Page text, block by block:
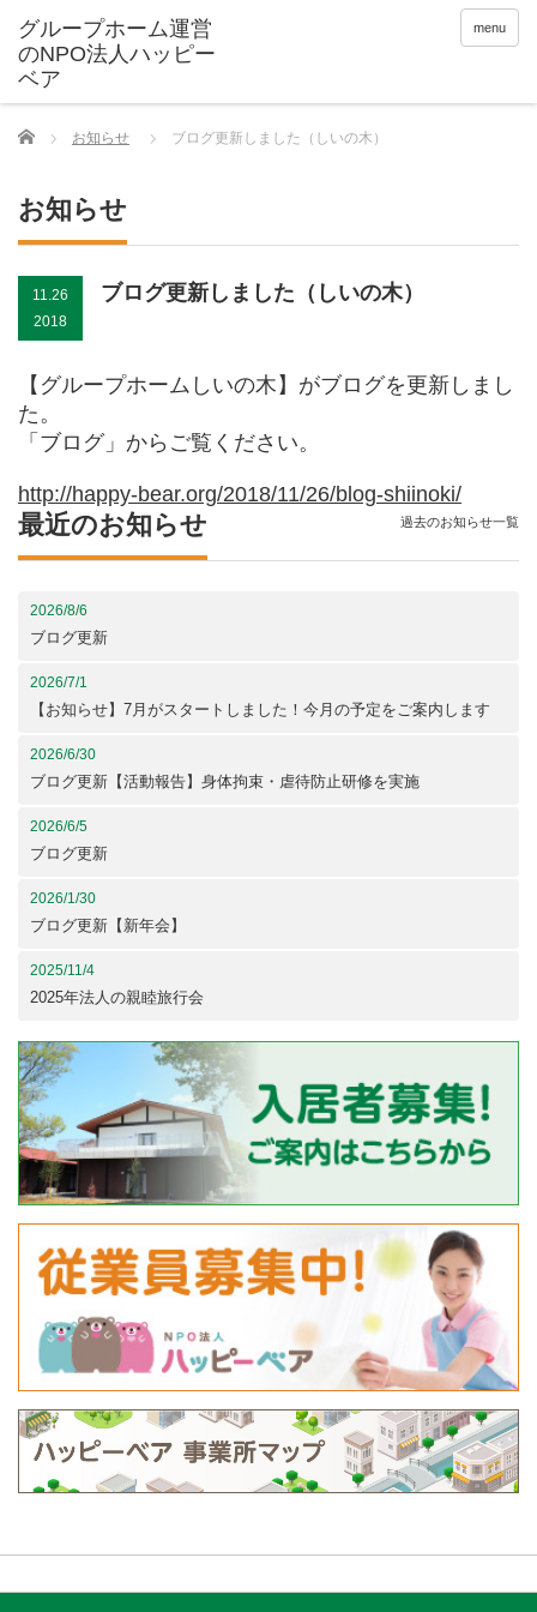
menu
Home お知らせ ブログ更新しました（しいの木）
お知らせ
11.26
2018
ブログ更新しました（しいの木）
【グループホームしいの木】がブログを更新しまし
た。
「ブログ」からご覧ください。
http://happy-bear.org/2018/11/26/blog-shiinoki/
最近のお知らせ
2026/8/6
ブログ更新
2026/7/1
【お知らせ】7月がスタートしました！今月の予定をご案内します
2026/6/30
ブログ更新【活動報告】身体拘束・虐待防止研修を実施
2026/6/5
ブログ更新
2026/1/30
ブログ更新【新年会】
2025/11/4
2025年法人の親睦旅行会
過去のお知らせ一覧